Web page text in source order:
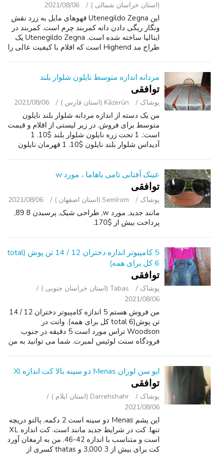
(استان خراسان شمالی )
2021/08/06
این Utenegildo Zegna قهوهای مایل به زرد نقش
ونگار ریگی دادن دانه کمربند چرم است. کمربند در
ایتالیا ساخته شده است. Utenegildo Zegna یک
طراح مد Highend است که اقلام با کیفیت عالی را
مردانه اندازه متوسط نایلون شلوار بلند
توافقی
پوشاک Kāzerūn (استان فارس ) 2021/08/06
من یک دسته از اندازه مردانه شلوار بلند نایلون
متوسط برای فروش. در زیر لیستی از اقلام و قیمت
است:. 1 تحت زره نایلون شلوار بلند $10. 1
آدیداس شلوار بلند نایلون $10. 1 قهرمان نایلون
عینک آفتابی تامی باهاما ، مورد w
توافقی
پوشاک Semīrom (استان اصفهان ) 2021/08/06
مانند جدید, مورد w, طراحی شیک, پرسیدن 8 89,
پرداخت بیش از $170.
5 کامپیوتر اندازه دختران 12 / 14 تن پوش (total
6 کل برای همه)
توافقی
پوشاک
Tabas (استان خراسان جنوبی )
2021/08/06
من فروش هستم 5 اندازه کامپیوتر دختران 12 / 14
تن پوش(total 6 کل برای همه). وانت در
Woodson تراس مورد است 5 دقیقه در جنوب
فرودگاه سنت لوئیس لمبرت. شما می توانید به من
ایو سن لوران Menas دو سینه بالا کت اندازه Xl
توافقی
پوشاک
Darrehshahr (استان ایلام )
2021/08/06
این پشم Menas دو سینه است 2 دکمه, پالتو دریچه
تنها. کت در شرایط جدید مانند است. کت اندازه XL
است و متناسب با اندازه 42-46. من به ارمغان آورد
کت برای بیش از 3 3,000 و thatas کسری از